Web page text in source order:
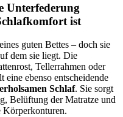
Unterfederung
ist
guten Bettes – doch sie
dem sie liegt. Die
Tellerrahmen oder
eine ebenso entscheidende
Schlaf. Sie sorgt
Belüftung der Matratze und
Körperkonturen.